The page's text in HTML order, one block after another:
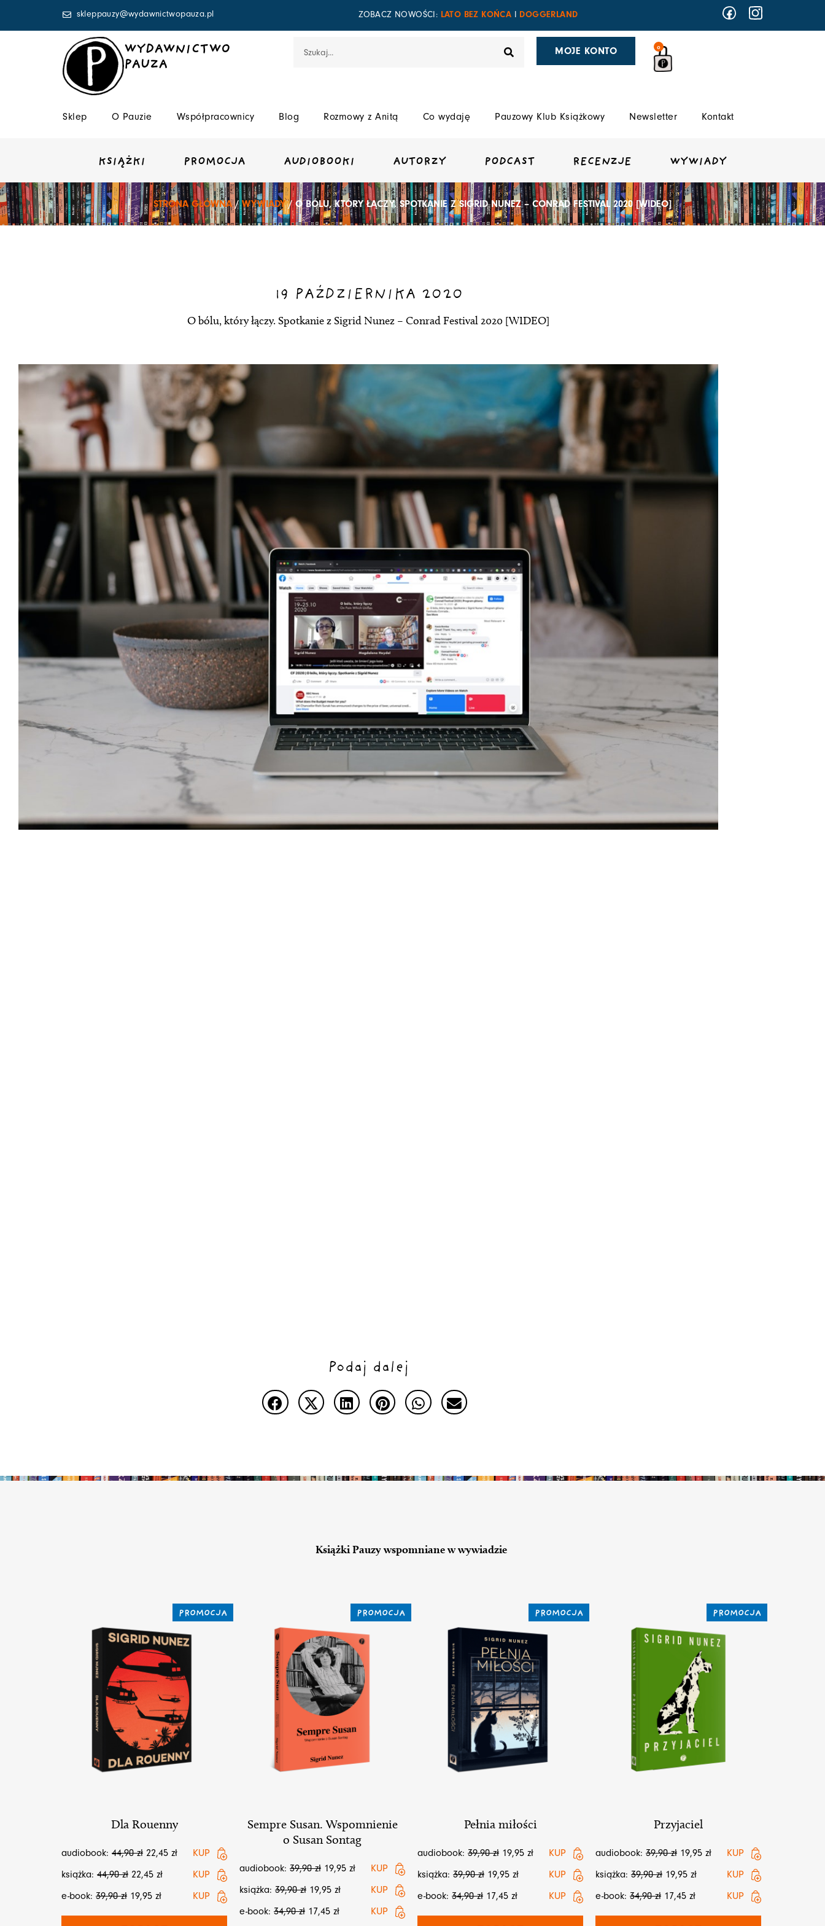
skleppauzy@wydawnictwopauza.pl ZOBACZ NOWOŚCI: LATO BEZ KOŃCA DOGGERLAND
WYDAWNICTWO
PAUZA
MOJE KONTO 0
Sklep O Pauzie Współpracownicy Blog Rozmowy z Anitą Co wydaję Pauzowy Klub Książkowy Newsletter Kontakt
KSIĄŻKI PROMOCJA AUDIOBOOKI AUTORZY PODCAST RECENZJE WYWIADY
STRONA GŁÓWNA/WYWIADY/ O BÓLU, KTÓRY ŁĄCZY. SPOTKANIE Z SIGRID NUNEZ – CONRAD FESTIVAL 2020 [WIDEO]
19 PAŹDZIERNIKA 2020
O bólu, który łączy. Spotkanie z Sigrid Nunez – Conrad Festival 2020 [WIDEO]
Podaj dalej
Książki Pauzy wspomniane w wywiadzie
PROMOCJA
Dla Rouenny
audiobook: 44,90zł 22,45 zł
KUP
książka: 44,90zł 22,45 zł
KUP
e-book: 39,90zł 19,95 zł KUP
PROMOCJA
Sempre Susan. Wspomnienie
o Susan Sontag
audiobook: 39,90zł 19,95 zł
KUP
książka: 39,90zł 19,95 zł
KUP
e-book: 34,90zł 17,45 zł KUP
PROMOCJA
Pełnia miłości
audiobook: 39,90zł 19,95 zł
KUP
książka: 39,90zł 19,95 zł
KUP
e-book: 34,90zł 17,45 zł KUP
PROMOCJA
Przyjaciel
audiobook: 39,90zł 19,95 zł
KUP
książka: 39,90zł 19,95 zł
KUP
e-book: 34,90zł 17,45 zł KUP